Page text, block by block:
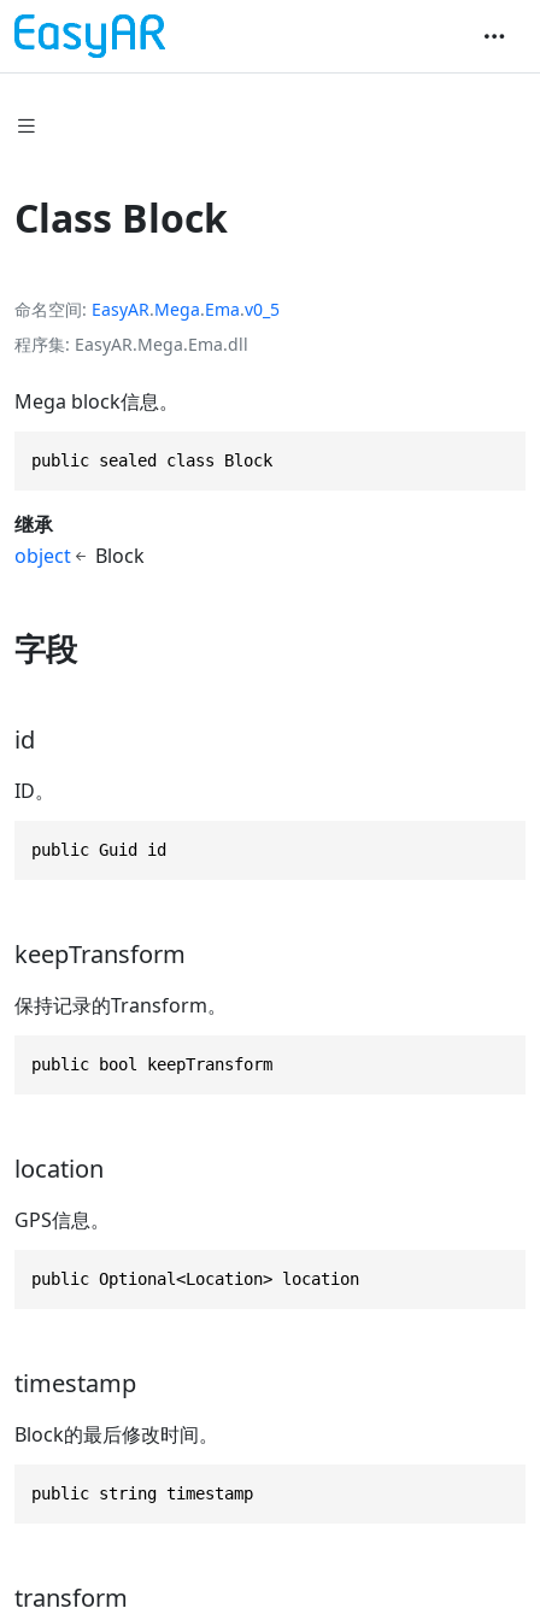
Class Block
命名空间 EasyAR.Mega.Ema.v0_5
程序集 EasyAR.Mega.Ema.dll
Mega block信息。
public sealed class Block
继承
object
Block
字段
id
ID。
public Guid id
keepTransform
保持记录的Transform。
public bool keepTransform
location
GPS信息。
public Optional<Location> location
timestamp
Block的最后修改时间。
public string timestamp
transform